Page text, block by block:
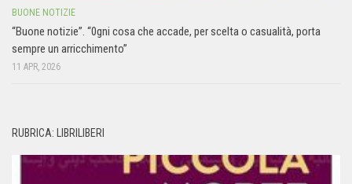
BUONE NOTIZIE
“Buone notizie”. “0gni cosa che accade, per scelta o casualità, porta
sempre un arricchimento”
11 APR, 2026
RUBRICA: LIBRILIBERI